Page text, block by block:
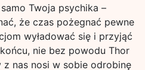
Twoja psychika –
że czas pożegnać pewne
wyładować się i przyjąć
nie bez powodu Thor
z nas nosi w sobie odrobinę